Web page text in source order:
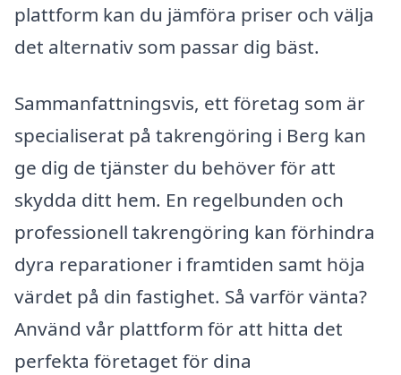
plattform kan du jämföra priser och välja
det alternativ som passar dig bäst.
Sammanfattningsvis, ett företag som är
specialiserat på takrengöring i Berg kan
ge dig de tjänster du behöver för att
skydda ditt hem. En regelbunden och
professionell takrengöring kan förhindra
dyra reparationer i framtiden samt höja
värdet på din fastighet. Så varför vänta?
Använd vår plattform för att hitta det
perfekta företaget för dina